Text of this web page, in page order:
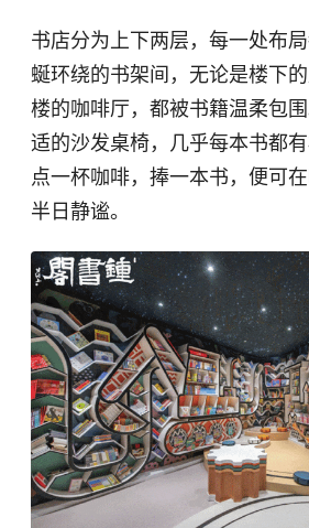
书店分为上下两层，每一处布
蜒环绕的书架间，无论是楼下
楼的咖啡厅，都被书籍温柔包
适的沙发桌椅，几乎每本书都有
点一杯咖啡，捧一本书，便可
半日静谧。